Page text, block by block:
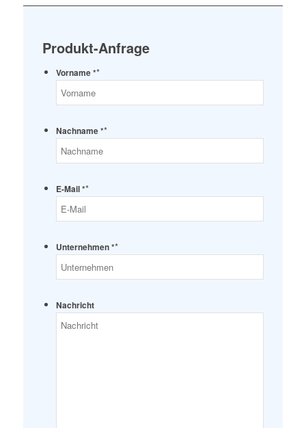
Produkt-Anfrage
Vorname **
Nachname **
E-Mail **
Unternehmen **
Nachricht